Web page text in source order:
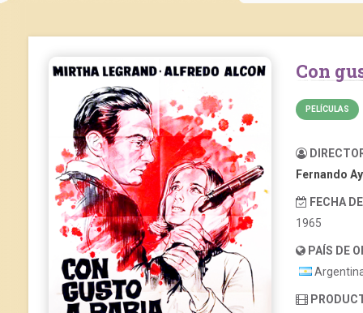
Con
PELÍCULAS
Fernando
FECHA
1965
PAÍS DE